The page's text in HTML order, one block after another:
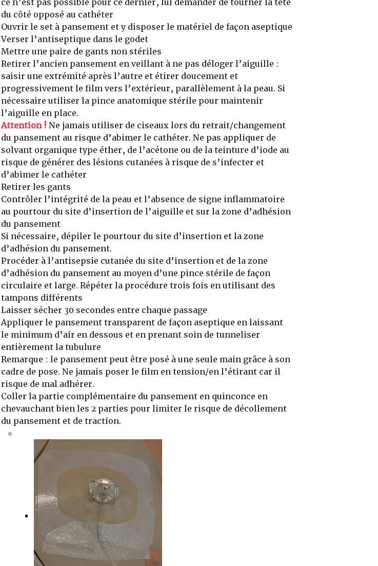
ce n’est pas possible pour ce dernier, lui demander de tourner la tête
du côté opposé au cathéter
Ouvrir le set à pansement et y disposer le matériel de façon aseptique
Verser l’antiseptique dans le godet
Mettre une paire de gants non stériles
Retirer l’ancien pansement en veillant à ne pas déloger l’aiguille :
saisir une extrémité après l’autre et étirer doucement et
progressivement le film vers l’extérieur, parallèlement à la peau. Si
nécessaire utiliser la pince anatomique stérile pour maintenir
l’aiguille en place.
Attention ! Ne jamais utiliser de ciseaux lors du retrait/changement
du pansement au risque d’abimer le cathéter. Ne pas appliquer de
solvant organique type éther, de l’acétone ou de la teinture d’iode au
risque de générer des lésions cutanées à risque de s’infecter et
d’abimer le cathéter
Retirer les gants
Contrôler l’intégrité de la peau et l’absence de signe inflammatoire
au pourtour du site d’insertion de l’aiguille et sur la zone d’adhésion
du pansement
Si nécessaire, dépiler le pourtour du site d’insertion et la zone
d’adhésion du pansement.
Procéder à l’antisepsie cutanée du site d’insertion et de la zone
d’adhésion du pansement au moyen d’une pince stérile de façon
circulaire et large. Répéter la procédure trois fois en utilisant des
tampons différents
Laisser sécher 30 secondes entre chaque passage
Appliquer le pansement transparent de façon aseptique en laissant
le minimum d’air en dessous et en prenant soin de tunneliser
entièrement la tubulure
Remarque : le pansement peut être posé à une seule main grâce à son
cadre de pose. Ne jamais poser le film en tension/en l’étirant car il
risque de mal adhérer.
Coller la partie complémentaire du pansement en quinconce en
chevauchant bien les 2 parties pour limiter le risque de décollement
du pansement et de traction.